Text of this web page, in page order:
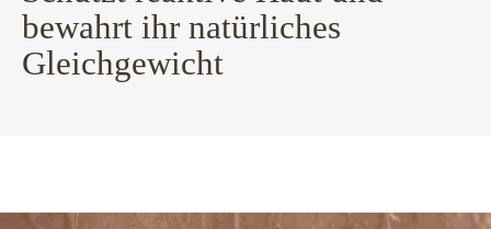
bewahrt ihr natürliches
Gleichgewicht